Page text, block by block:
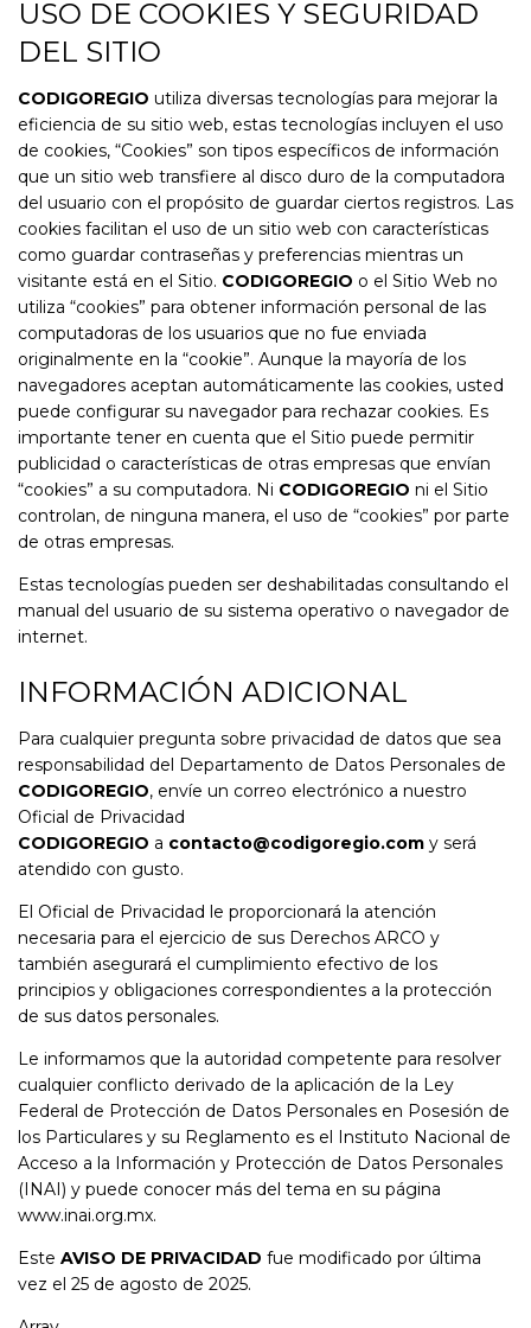
USO DE COOKIES Y SEGURIDAD
DEL SITIO
CODIGOREGIO utiliza diversas tecnologías para mejorar la
eficiencia de su sitio web, estas tecnologías incluyen el uso
de cookies, “Cookies” son tipos específicos de información
que un sitio web transfiere al disco duro de la computadora
del usuario con el propósito de guardar ciertos registros. Las
cookies facilitan el uso de un sitio web con características
como guardar contraseñas y preferencias mientras un
visitante está en el Sitio. CODIGOREGIO o el Sitio Web no
utiliza “cookies” para obtener información personal de las
computadoras de los usuarios que no fue enviada
originalmente en la “cookie”. Aunque la mayoría de los
navegadores aceptan automáticamente las cookies, usted
puede configurar su navegador para rechazar cookies. Es
importante tener en cuenta que el Sitio puede permitir
publicidad o características de otras empresas que envían
“cookies” a su computadora. Ni CODIGOREGIO ni el Sitio
controlan, de ninguna manera, el uso de “cookies” por parte
de otras empresas.
Estas tecnologías pueden ser deshabilitadas consultando el
manual del usuario de su sistema operativo o navegador de
internet.
INFORMACIÓN ADICIONAL
Para cualquier pregunta sobre privacidad de datos que sea
responsabilidad del Departamento de Datos Personales de
CODIGOREGIO, envíe un correo electrónico a nuestro
Oficial de Privacidad
CODIGOREGIO a contacto@codigoregio.com y será
atendido con gusto.
El Oficial de Privacidad le proporcionará la atención
necesaria para el ejercicio de sus Derechos ARCO y
también asegurará el cumplimiento efectivo de los
principios y obligaciones correspondientes a la protección
de sus datos personales.
Le informamos que la autoridad competente para resolver
cualquier conflicto derivado de la aplicación de la Ley
Federal de Protección de Datos Personales en Posesión de
los Particulares y su Reglamento es el Instituto Nacional de
Acceso a la Información y Protección de Datos Personales
(INAI) y puede conocer más del tema en su página
www.inai.org.mx.
Este AVISO DE PRIVACIDAD fue modificado por última
vez el 25 de agosto de 2025.